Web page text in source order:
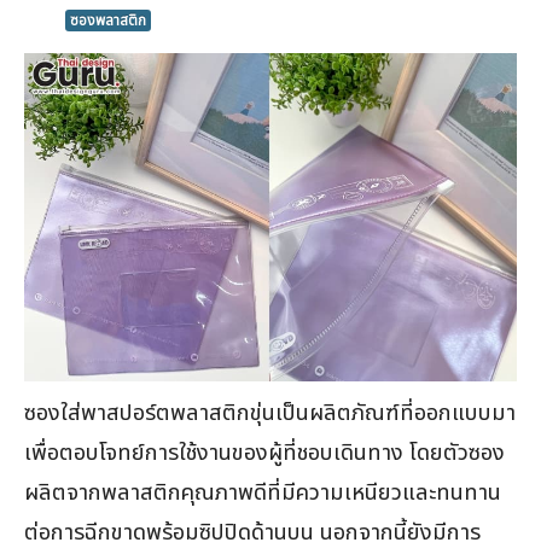
ซองพลาสติก
ซองใส่พาสปอร์ตพลาสติกขุ่นเป็นผลิตภัณฑ์ที่ออกแบบมา
เพื่อตอบโจทย์การใช้งานของผู้ที่ชอบเดินทาง โดยตัวซอง
ผลิตจากพลาสติกคุณภาพดีที่มีความเหนียวและทนทาน
ต่อการฉีกขาดพร้อมซิปปิดด้านบน นอกจากนี้ยังมีการ